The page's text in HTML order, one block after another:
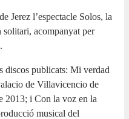
Jerez l’espectacle Solos, la
solitari, acompanyat per
discos publicats: Mi verdad
de Villavicencio de
2013; i Con la voz en la
musical del